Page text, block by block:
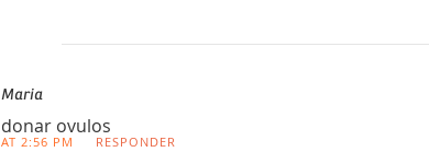
Maria
donar ovulos
AT 2:56 PM RESPONDER